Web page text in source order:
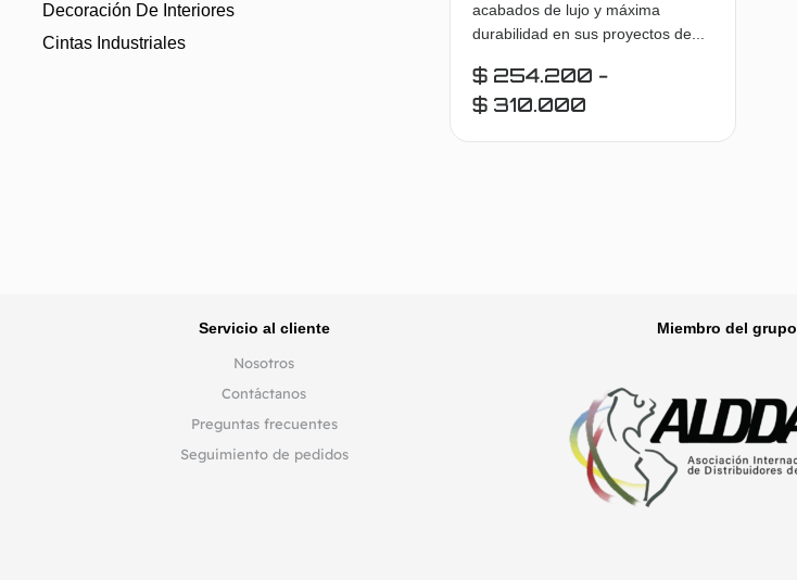
Decoración De Interiores
Cintas Industriales
acabados de lujo y máxima
durabilidad en sus proyectos de...
$ 254.200 -
$ 310.000
Servicio al cliente
Nosotros
Contáctanos
Preguntas frecuentes
Seguimiento de pedidos
Miembro del grupo